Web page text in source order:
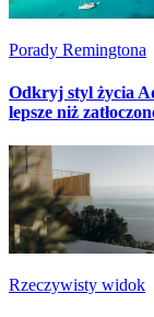
Porady Remingtona
Odkryj styl życia
lepsze niż
Rzeczywisty widok